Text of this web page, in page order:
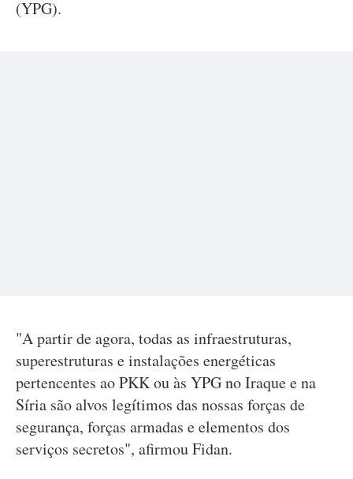
(YPG).
"A partir de agora, todas as infraestruturas,
superestruturas e instalações energéticas
pertencentes ao PKK ou às YPG no Iraque e na
Síria são alvos legítimos das nossas forças de
segurança, forças armadas e elementos dos
serviços secretos", afirmou Fidan.